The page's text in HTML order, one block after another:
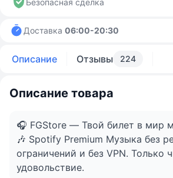
Египет
6 месяц | Любой аккаунт | DUO
12 месяц | Любой аккаунт | DUO
1 месяц | Любой аккаунт |
2,5 месяцев | Любой аккаунт |
1 месяц | Любой аккаунт |
Безопасная сделка
Доставка 06:00-20:30
Описание Отзывы 224
Описание товара
🎧 FGStore — Твой билет в мир
🎶 Spotify Premium Музыка без
ограничений и без VPN. Только
удовольствие.